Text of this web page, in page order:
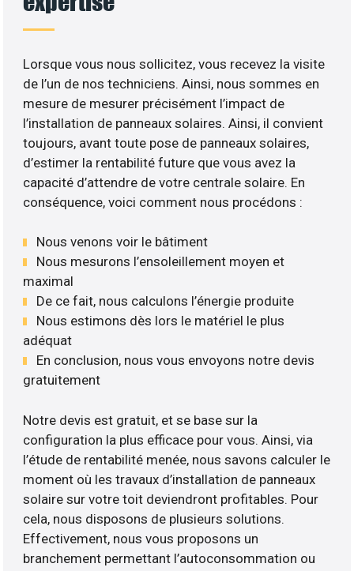
Lorsque vous nous sollicitez, vous recevez la visite
de l’un de nos techniciens. Ainsi, nous sommes en
mesure de mesurer précisément l’impact de
l’installation de panneaux solaires. Ainsi, il convient
toujours, avant toute pose de panneaux solaires,
d’estimer la rentabilité future que vous avez la
capacité d’attendre de votre centrale solaire. En
conséquence, voici comment nous procédons :
Nous venons voir le bâtiment
Nous mesurons l’ensoleillement moyen et
maximal
De ce fait, nous calculons l’énergie produite
Nous estimons dès lors le matériel le plus
adéquat
En conclusion, nous vous envoyons notre devis
gratuitement
Notre devis est gratuit, et se base sur la
configuration la plus efficace pour vous. Ainsi, via
l’étude de rentabilité menée, nous savons calculer le
moment où les travaux d’installation de panneaux
solaire sur votre toit deviendront profitables. Pour
cela, nous disposons de plusieurs solutions.
Effectivement, nous vous proposons un
branchement permettant l’autoconsommation ou